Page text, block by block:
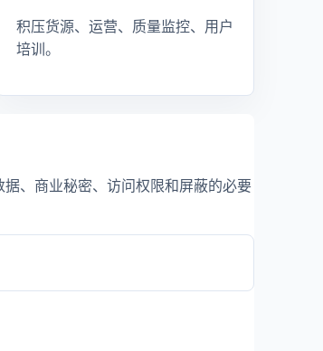
积压货源、运营、质量监控、用户
培训。
、商业秘密、访问权限和屏蔽的必要